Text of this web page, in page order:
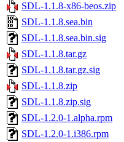
SDL-1.1.8-x86-beos.zip
SDL-1.1.8.sea.bin
SDL-1.1.8.sea.bin.sig
SDL-1.1.8.tar.gz
SDL-1.1.8.tar.gz.sig
SDL-1.1.8.zip
SDL-1.1.8.zip.sig
SDL-1.2.0-1.alpha.rpm
SDL-1.2.0-1.i386.rpm